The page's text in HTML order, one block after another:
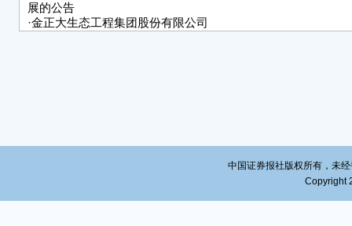
展的公告
·金正大生态工程集团股份有限公司
中国证券报社版权所有，未
Copyright